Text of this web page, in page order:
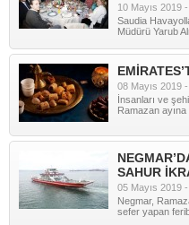
10 Mayıs 2019 -
Saudia
Müdürü Yarub
08 Mayıs 2019 -
İnsanları ve
Ramazan ayına
SAHUR
05 Mayıs 2019 -
Negmar,
sefer yapan